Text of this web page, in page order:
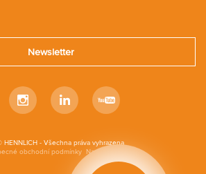
HENNLICH - Všechna práva vyhrazena
obchodní podmínky Nastavení cookies
InstagramLinkedin Youtube
Newsletter